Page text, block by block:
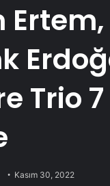
Trio
Kasım 30, 2022